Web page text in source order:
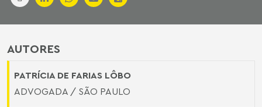
AUTORES
PATRÍCIA DE FARIAS LÔBO
ADVOGADA / SÃO PAULO